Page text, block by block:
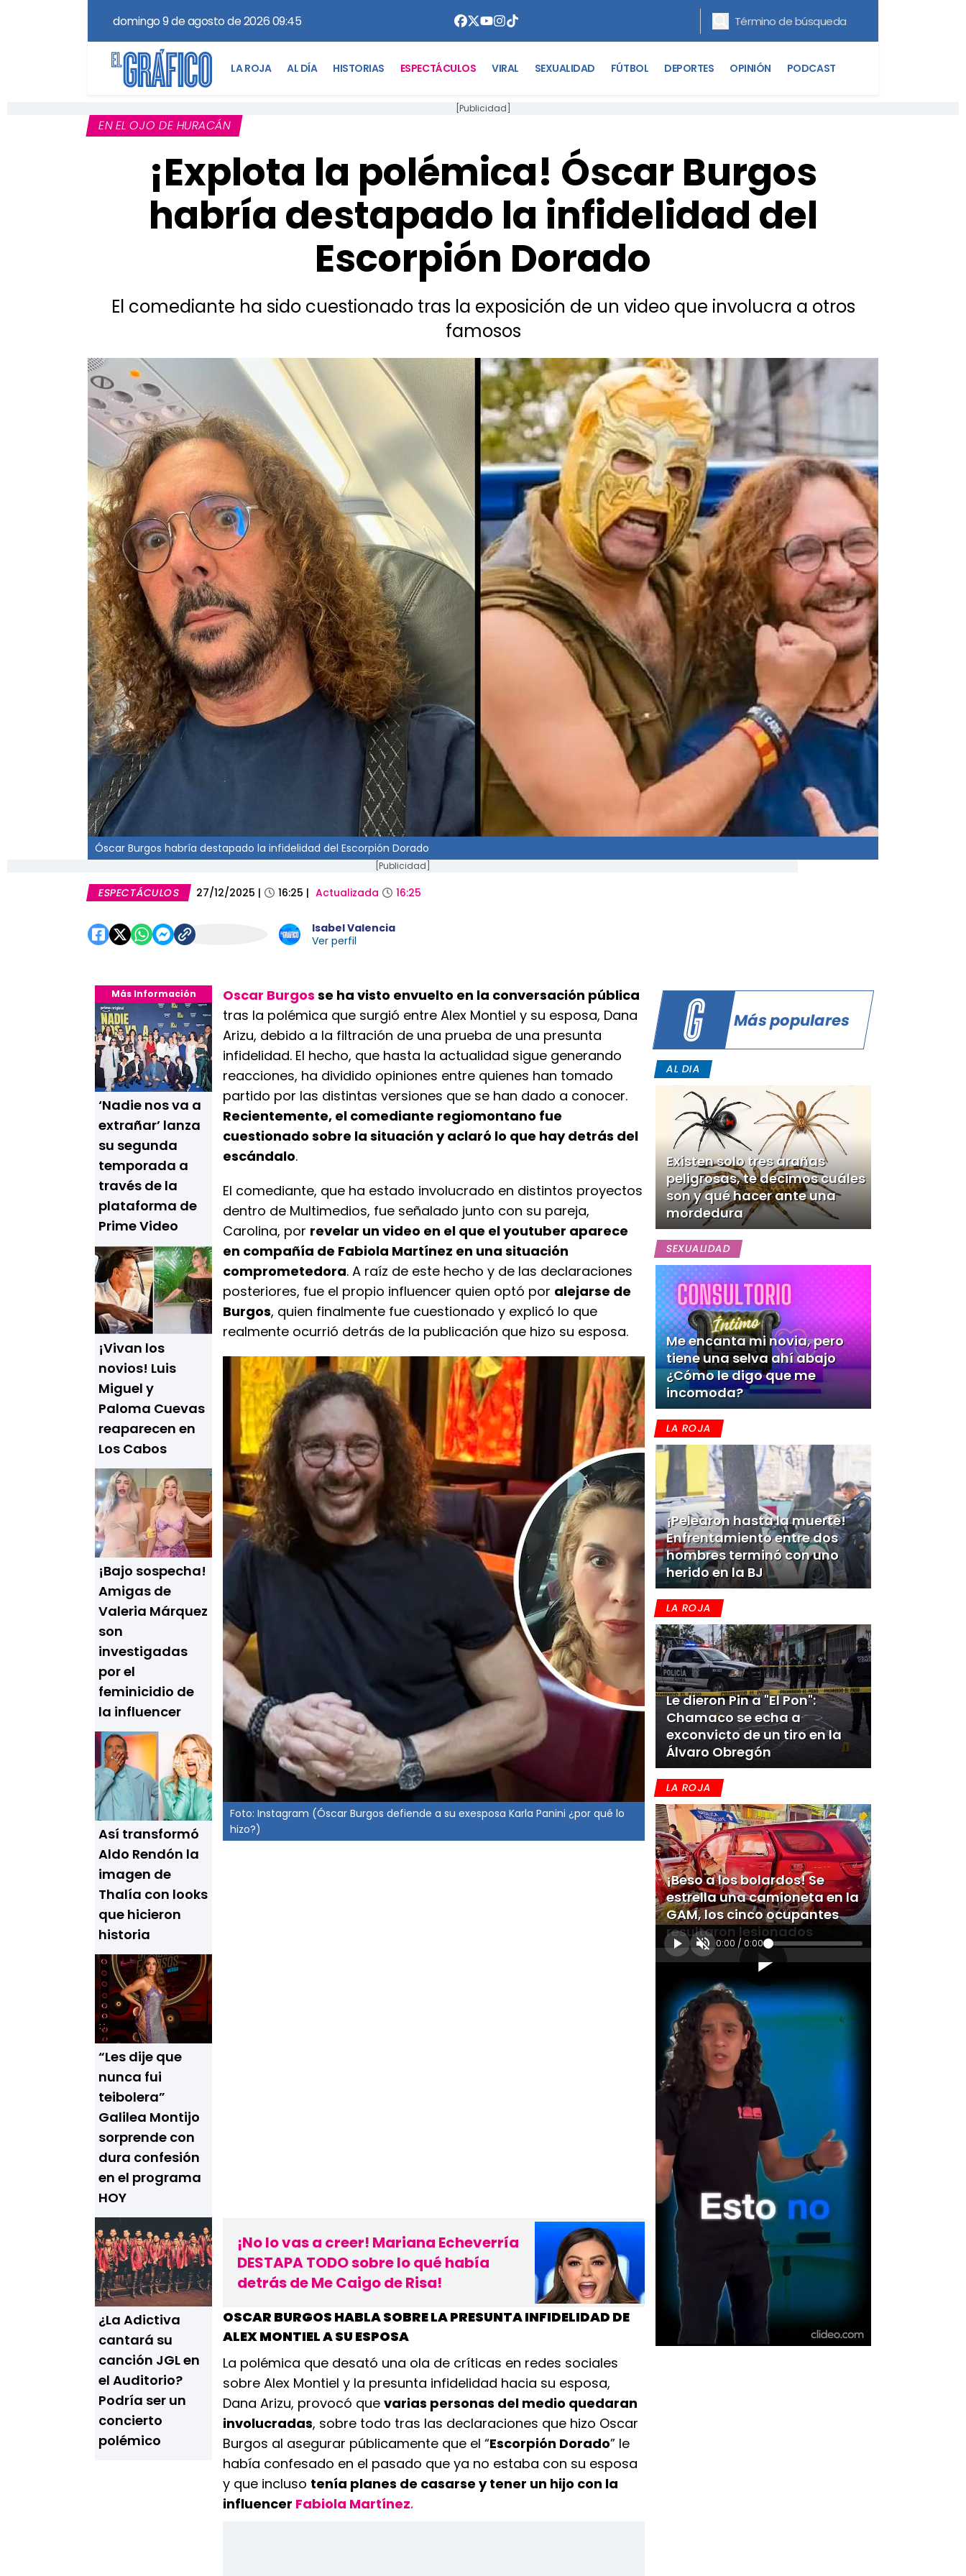
domingo 9 de agosto de 2026 09:45
LA ROJA AL DÍA HISTORIAS ESPECTÁCULOS VIRAL SEXUALIDAD FÚTBOL DEPORTES OPINIÓN PODCAST
[Publicidad]
EN EL OJO DE HURACÁN
¡Explota la polémica! Óscar Burgos
habría destapado la infidelidad del
Escorpión Dorado
El comediante ha sido cuestionado tras la exposición de un video que involucra a otros
famosos
Óscar Burgos habría destapado la infidelidad del Escorpión Dorado
[Publicidad]
ESPECTÁCULOS 27/12/2025 | 16:25 | Actualizada 16:25
Isabel Valencia
Ver perfil
Más Información
‘Nadie nos va a
extrañar’ lanza
su segunda
temporada a
través de la
plataforma de
Prime Video
¡Vivan los
novios! Luis
Miguel y
Paloma Cuevas
reaparecen en
Los Cabos
¡Bajo sospecha!
Amigas de
Valeria Márquez
son
investigadas
por el
feminicidio de
la influencer
Así transformó
Aldo Rendón la
imagen de
Thalía con looks
que hicieron
historia
“Les dije que
nunca fui
teibolera”
Galilea Montijo
sorprende con
dura confesión
en el programa
HOY
¿La Adictiva
cantará su
canción JGL en
el Auditorio?
Podría ser un
concierto
polémico
Oscar Burgos se ha visto envuelto en la conversación pública
tras la polémica que surgió entre Alex Montiel y su esposa, Dana
Arizu, debido a la filtración de una prueba de una presunta
infidelidad. El hecho, que hasta la actualidad sigue generando
reacciones, ha dividido opiniones entre quienes han tomado
partido por las distintas versiones que se han dado a conocer.
Recientemente, el comediante regiomontano fue
cuestionado sobre la situación y aclaró lo que hay detrás del
escándalo.
El comediante, que ha estado involucrado en distintos proyectos
dentro de Multimedios, fue señalado junto con su pareja,
Carolina, por revelar un video en el que el youtuber aparece
en compañía de Fabiola Martínez en una situación
comprometedora. A raíz de este hecho y de las declaraciones
posteriores, fue el propio influencer quien optó por alejarse de
Burgos, quien finalmente fue cuestionado y explicó lo que
realmente ocurrió detrás de la publicación que hizo su esposa.
Foto: Instagram (Óscar Burgos defiende a su exesposa Karla Panini ¿por qué lo
hizo?)
¡No lo vas a creer! Mariana Echeverría
DESTAPA TODO sobre lo qué había
detrás de Me Caigo de Risa!
OSCAR BURGOS HABLA SOBRE LA PRESUNTA INFIDELIDAD DE
ALEX MONTIEL A SU ESPOSA
La polémica que desató una ola de críticas en redes sociales
sobre Alex Montiel y la presunta infidelidad hacia su esposa,
Dana Arizu, provocó que varias personas del medio quedaran
involucradas, sobre todo tras las declaraciones que hizo Oscar
Burgos al asegurar públicamente que el “Escorpión Dorado” le
había confesado en el pasado que ya no estaba con su esposa
y que incluso tenía planes de casarse y tener un hijo con la
influencer Fabiola Martínez.
Más populares
AL DIA
Existen solo tres arañas
peligrosas, te decimos cuáles
son y qué hacer ante una
mordedura
SEXUALIDAD
Me encanta mi novia, pero
tiene una selva ahí abajo
¿Cómo le digo que me
incomoda?
LA ROJA
¡Pelearon hasta la muerte!
Enfrentamiento entre dos
hombres terminó con uno
herido en la BJ
LA ROJA
Le dieron Pin a "El Pon":
Chamaco se echa a
exconvicto de un tiro en la
Álvaro Obregón
LA ROJA
¡Beso a los bolardos! Se
estrella una camioneta en la
GAM, los cinco ocupantes
resultaron lesionados
0:00 / 0:00
[Publicidad]